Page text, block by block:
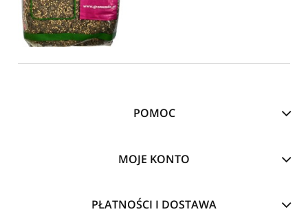
POMOC
MOJE KONTO
PŁATNOŚCI I DOSTAWA